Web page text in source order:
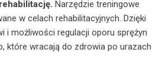
Narzędzie treningowe
w celach rehabilitacyjnych. Dzięki
i możliwości regulacji oporu sprężyn
które wracają do zdrowia po urazach